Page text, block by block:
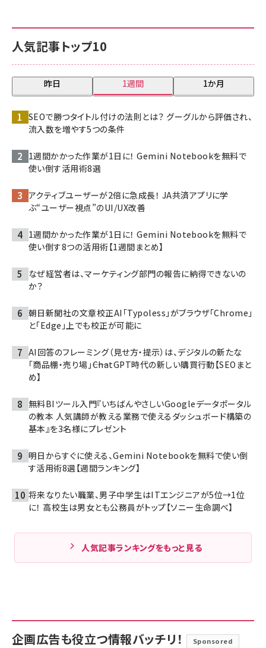
人気記事トップ10
昨日 1週間 1か月
SEOで勝つタイトル付けの法則とは？ グーグルから評価され、
流入数を増やす5つの条件
1週間かかった作業が1日に！ Gemini Notebookを無料で
使い倒す活用術8選
アクティブユーザーが2倍に急成長！ JA共済アプリに学
ぶ“ユーザー視点”のUI/UX改善
1週間かかった作業が1日に！ Gemini Notebookを無料で
使い倒す8つの活用術【1週間まとめ】
なぜ経営者は、マーケティング部門の報告に納得できないの
か？
朝日新聞社の文章校正AI「Typoless」がブラウザ「Chrome」
と「Edge」上でも校正が可能に
AI回答のフレーミング（見せ方・提示）は、デジタルの新たな
「商品棚・売り場」――ChatGPT時代の新しい購買行動【SEOまと
め】
無料BIツール入門『いちばんやさしいGoogleデータポータル
の教本 人気講師が教える業務で使えるダッシュボード構築の
基本』を3名様にプレゼント
明日からすぐに使える、Gemini Notebookを無料で使い倒
す活用術8選【週間ランキング】
将来なりたい職業、男子中学生はITエンジニアが5位→1位
に！ 高校生は男女とも公務員がトップ【ソニー生命調べ】
人気記事ランキングをもっと見る
企画広告も役立つ情報バッチリ！ Sponsored